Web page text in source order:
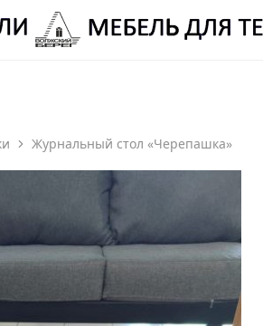
ЕЛЕЦ РОМАН ВИТАЛЬЕВИЧ: 8 (987) 310 7777-
Журнальный стол «Черепашка»